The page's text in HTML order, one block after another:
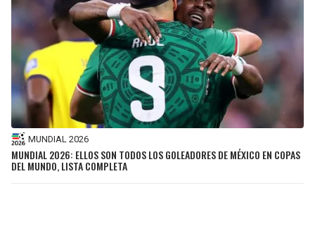
MUNDIAL 2026
MUNDIAL 2026: ELLOS SON TODOS LOS GOLEADORES DE MÉXICO EN COPAS
DEL MUNDO, LISTA COMPLETA